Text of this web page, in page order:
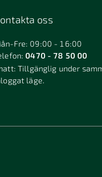
oss
Fre: 09:00 - 16:00
0470 - 78 50 00
Tillgänglig under
läge.